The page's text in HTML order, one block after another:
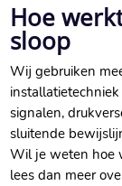
Hoe
sloop
Wij gebruiken
signalen,
sluitende
Wil je weten hoe
lees dan meer